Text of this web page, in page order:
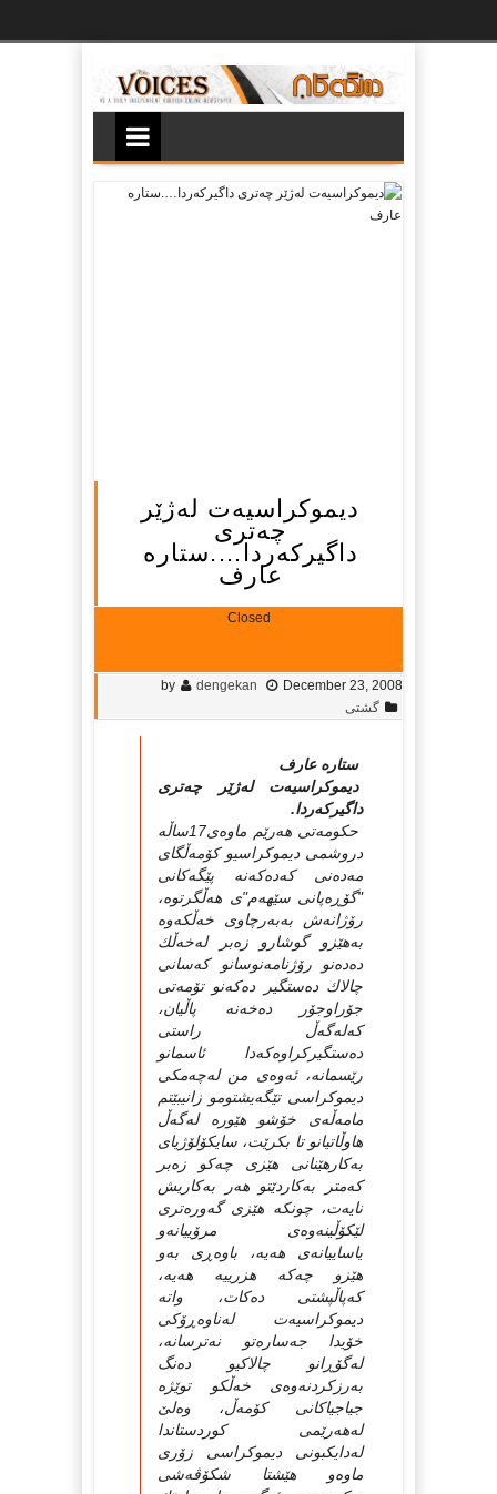
دیموكراسیەت لەژێر
چەتری
داگیركەردا….ستارە
عارف
Closed
by dengekan
December 23, 2008
گشتی
ستارە عارف
دیموكراسیەت لەژێر چەتری
داگیركەردا.
حكومەتی هەرێم ماوەی17ساڵە
دروشمی دیموكراسیو كۆمەڵگای
مەدەنی كەدەكەنە پێگەكانی
"گۆڕەپانی سێهەم"ی هەڵگرتوە،
رۆژانەش بەبەرچاوی خەڵكەوە
بەهێزو گوشارو زەبر لەخەڵك
دەدەنو رۆژنامەنوسانو كەسانی
چالاك دەستگیر دەكەنو تۆمەتی
جۆراوجۆر دەخەنە پاڵیان،
كەلەگەڵ راستی
دەستگیركراوەكەدا ئاسمانو
رێسمانە، ئەوەی من لەچەمكی
دیموكراسی تێگەیشتومو زانیبێتم
مامەڵەی خۆشو هێورە لەگەڵ
هاوڵاتیانو تا بكرێت، سایكۆلۆژیای
بەكارهێنانی هێزی چەكو زەبر
كەمتر بەكاردێتو هەر بەكاریش
نایەت، چونكە هێزی گەورەتری
لێكۆڵینەوەی مرۆییانەو
یاساییانەی هەیە، باوەڕی بەو
هێزو چەكە هزرییە هەیە،
كەپاڵپشتی دەكات، واتە
دیموكراسیەت لەناوەڕۆكی
خۆیدا جەسارەتو نەترسانە،
لەگۆڕانو چالاكیو دەنگ
بەرزكردنەوەی خەڵكو توێژە
جیاجیاكانی كۆمەڵ، وەلێ
لەهەرێمی كوردستاندا
لەدایكبونی دیموكراسی زۆری
ماوەو هێشتا شكۆڤەشی